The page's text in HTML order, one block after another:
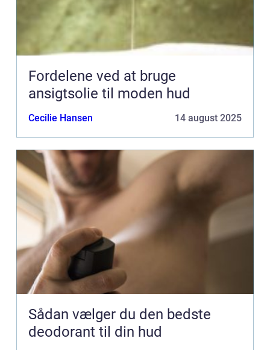
Fordelene ved at bruge
ansigtsolie til moden hud
Cecilie Hansen 14 august 2025
Sådan vælger du den bedste
deodorant til din hud